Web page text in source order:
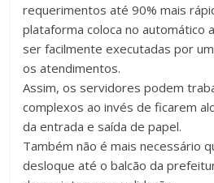
requerimentos até 90% mais
plataforma coloca no automático
ser facilmente executadas por
os atendimentos.
Assim, os servidores podem
complexos ao invés de ficarem
da entrada e saída de papel.
Também não é mais necessário
desloque até o balcão da